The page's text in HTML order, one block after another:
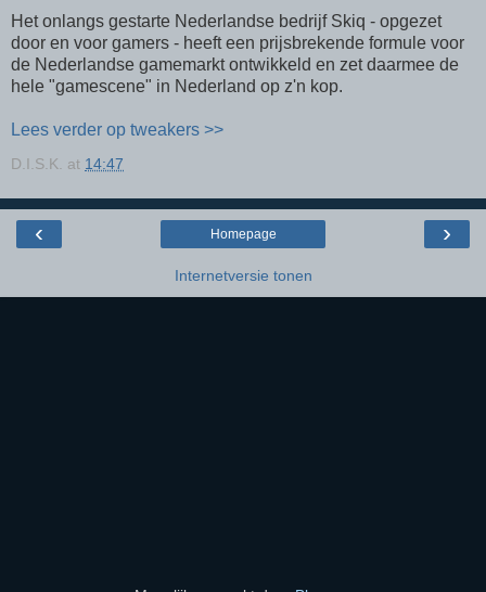
Het onlangs gestarte Nederlandse bedrijf Skiq - opgezet
door en voor gamers - heeft een prijsbrekende formule voor
de Nederlandse gamemarkt ontwikkeld en zet daarmee de
hele "gamescene" in Nederland op z'n kop.
Lees verder op tweakers >>
D.I.S.K. at 14:47
‹ ›
Homepage
Internetversie tonen